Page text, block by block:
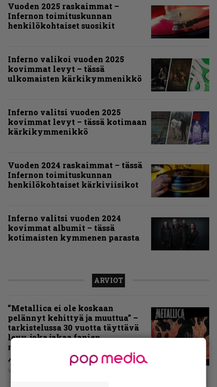
Vuoden 2025 raskaimmat –
Infernon toimituskunnan
henkilökohtaiset suosikit
Inferno valikoi vuoden 2025
kovimmat levyt – tässä
ulkomaisten kärkikymmenikkö
Inferno valitsi vuoden 2025
kovimmat levyt – tässä kotimaan
kärkikymmenikkö
Vuoden 2024 raskaimmat – tässä
Infernon toimituskunnan
henkilökohtaiset kärkiviisikot
Inferno valitsi vuoden 2024
kovimmat albumit – tässä
kotimaisten kymmenen parasta
ARVIOT
”Metallica ei ole koskaan
pelännyt kehittyä ja muuttua” –
tarkistelussa 30 vuotta täyttävä
levy, joka jakaa fanien
mielipiteet
Vesa Siltanen